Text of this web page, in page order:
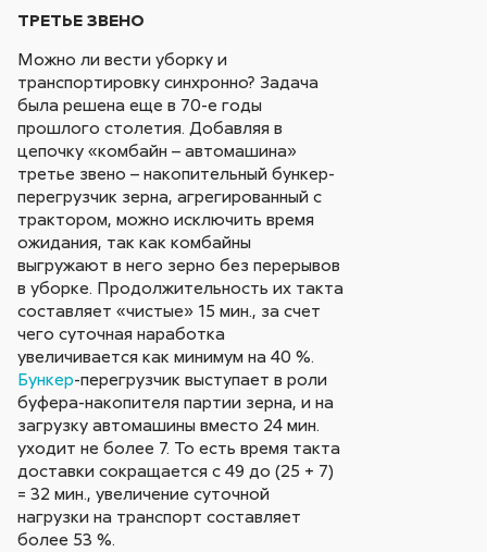
ТРЕТЬЕ ЗВЕНО
Можно ли вести уборку и
транспортировку синхронно? Задача
была решена еще в 70-е годы
прошлого столетия. Добавляя в
цепочку «комбайн – автомашина»
третье звено – накопительный бункер-
перегрузчик зерна, агрегированный с
трактором, можно исключить время
ожидания, так как комбайны
выгружают в него зерно без перерывов
в уборке. Продолжительность их такта
составляет «чистые» 15 мин., за счет
чего суточная наработка
увеличивается как минимум на 40 %.
Бункер-перегрузчик выступает в роли
буфера-накопителя партии зерна, и на
загрузку автомашины вместо 24 мин.
уходит не более 7. То есть время такта
доставки сокращается с 49 до (25 + 7)
= 32 мин., увеличение суточной
нагрузки на транспорт составляет
более 53 %.